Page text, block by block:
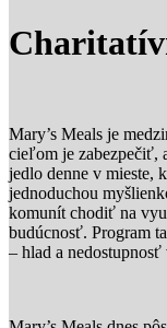
Mary’s Meals je
cieľom je zabezpečiť,
jedlo denne v mieste,
jednoduchou
komunít chodiť na
budúcnosť. Program
– hlad a nedostupnosť